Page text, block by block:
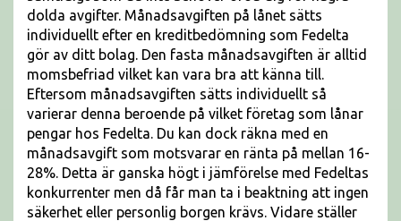
dolda avgifter. Månadsavgiften på lånet sätts
individuellt efter en kreditbedömning som Fedelta
gör av ditt bolag. Den fasta månadsavgiften är alltid
momsbefriad vilket kan vara bra att känna till.
Eftersom månadsavgiften sätts individuellt så
varierar denna beroende på vilket företag som lånar
pengar hos Fedelta. Du kan dock räkna med en
månadsavgift som motsvarar en ränta på mellan 16-
28%. Detta är ganska högt i jämförelse med Fedeltas
konkurrenter men då får man ta i beaktning att ingen
säkerhet eller personlig borgen krävs. Vidare ställer